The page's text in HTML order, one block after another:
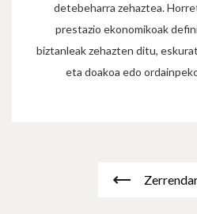
detebeharra zehaztea.
prestazio ekonomikoak
biztanleak zehazten ditu,
eta doakoa edo